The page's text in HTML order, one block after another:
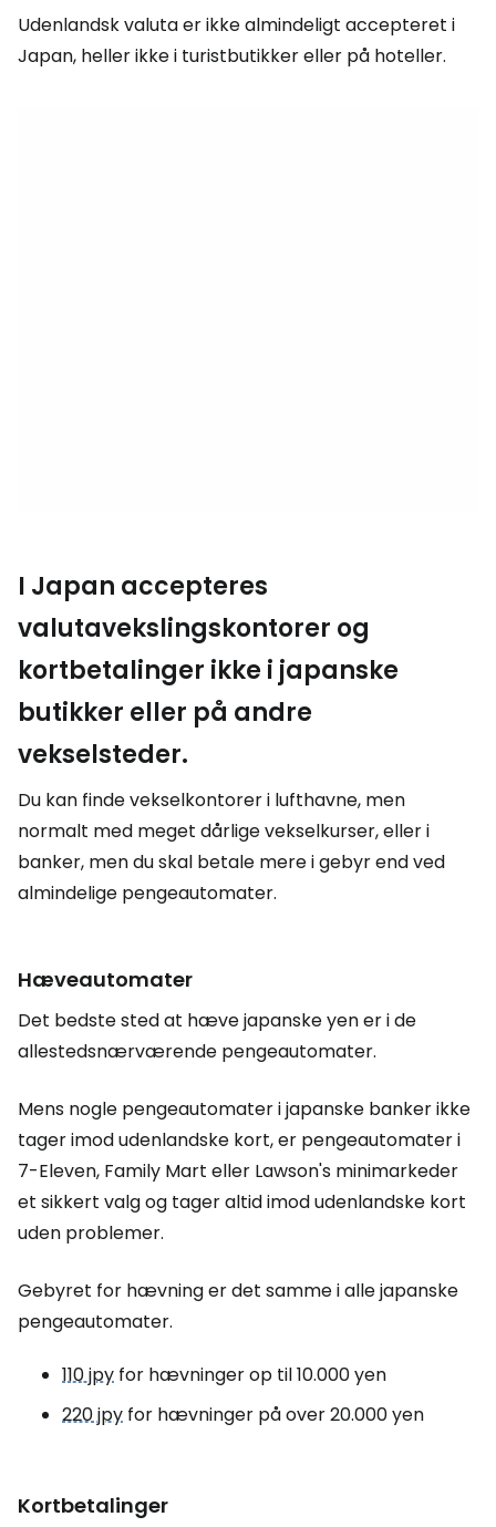
Udenlandsk valuta er ikke almindeligt accepteret i
Japan, heller ikke i turistbutikker eller på hoteller.
I Japan accepteres
valutavekslingskontorer og
kortbetalinger ikke i japanske
butikker eller på andre
vekselsteder.
Du kan finde vekselkontorer i lufthavne, men
normalt med meget dårlige vekselkurser, eller i
banker, men du skal betale mere i gebyr end ved
almindelige pengeautomater.
Hæveautomater
Det bedste sted at hæve japanske yen er i de
allestedsnærværende pengeautomater.
Mens nogle pengeautomater i japanske banker ikke
tager imod udenlandske kort, er pengeautomater i
7-Eleven, Family Mart eller Lawson's minimarkeder
et sikkert valg og tager altid imod udenlandske kort
uden problemer.
Gebyret for hævning er det samme i alle japanske
pengeautomater.
110 jpy for hævninger op til 10.000 yen
220 jpy for hævninger på over 20.000 yen
Kortbetalinger